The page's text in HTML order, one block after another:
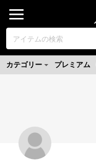
カテゴリー プレミアム